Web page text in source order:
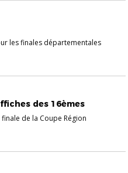
les finales départementales
des 16èmes
de la Coupe Région